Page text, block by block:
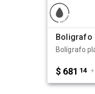
Boligrafo
$ 68114